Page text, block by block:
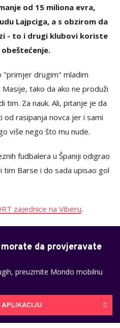
od 15 miliona evra,
Lajpciga, a s obzirom da
- to i drugi klubovi koriste
"primjer drugim" mladim
tako da ako ne produži
tim. Za nauk. Ali, pitanje je da
rasipanja novca jer i sami
više nego što mu nude.
fudbalera u Španiji odigrao
tim Barse i do sada upisao gol
zajednice na Viberu.
da provjeravate
preuzmite Mondo mobilnu
APLIKACIJU